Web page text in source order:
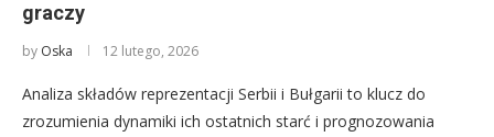
graczy
by Oska 12 lutego, 2026
Analiza składów reprezentacji Serbii i Bułgarii to klucz do
zrozumienia dynamiki ich ostatnich starć i prognozowania